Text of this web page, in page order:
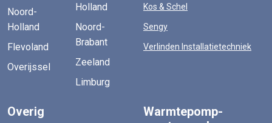
Noord-
Holland
Flevoland
Overijssel
Holland
Noord-
Brabant
Zeeland
Limburg
Kos & Schel
Sengy
Verlinden Installatietechniek
Overig
Warmtepomp-